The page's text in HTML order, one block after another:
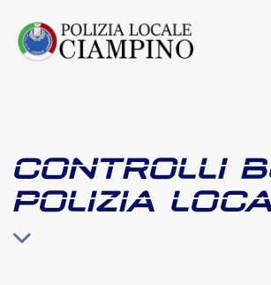
CONTROLLI
POLIZIA